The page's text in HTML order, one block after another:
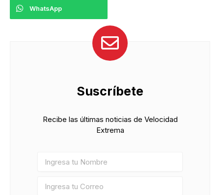
WhatsApp
Suscríbete
Recibe las últimas noticias de Velocidad
Extrema